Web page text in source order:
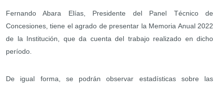
Fernando Abara Elías, Presidente del Panel Técnico de
Concesiones, tiene el agrado de presentar la Memoria Anual 2022
de la Institución, que da cuenta del trabajo realizado en dicho
período.
De igual forma, se podrán observar estadísticas sobre las